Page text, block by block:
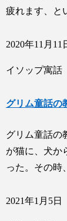
疲れます、と
2020年11月11
イソップ寓話
グリム童話の
グリム童話の
が猫に、犬か
った。その
2021年1月5日